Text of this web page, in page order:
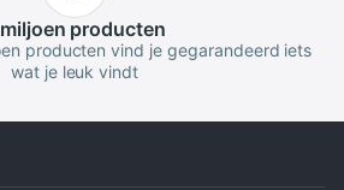
producten
producten vind je gegarandeerd iets
wat je leuk vindt